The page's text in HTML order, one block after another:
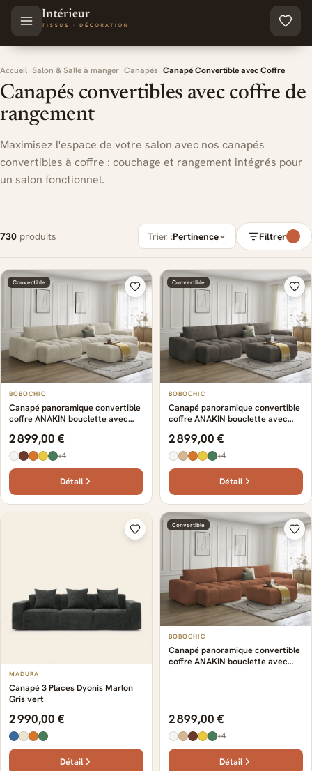
Aller au contenu principal
Accueil Salon & Salle à manger Canapés Canapé Convertible avec Coffre
Canapés convertibles avec coffre de
rangement
Maximisez l'espace de votre salon avec nos canapés
convertibles à coffre : couchage et rangement intégrés pour
un salon fonctionnel.
730 produits Trier :Pertinence Filtrer
Convertible
BOBOCHIC
Canapé panoramique convertible
coffre ANAKIN bouclette avec
2 899,00 €
+4
Détail
Convertible
BOBOCHIC
Canapé panoramique convertible
coffre ANAKIN bouclette avec
2 899,00 €
+4
Détail
MADURA
Canapé 3 Places Dyonis Marlon
Gris vert
2 990,00 €
Détail
Convertible
BOBOCHIC
Canapé panoramique convertible
coffre ANAKIN bouclette avec
2 899,00 €
+4
Détail